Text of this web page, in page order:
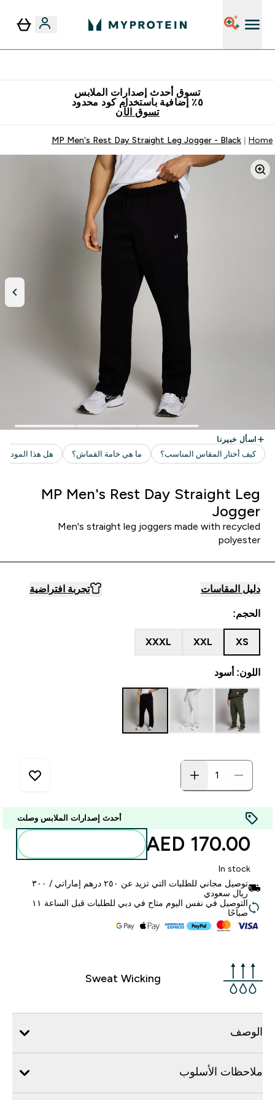
تسوق أحدث إصدارات الملابس
٥٪ إضافية باستخدام كود محدود
تسوق الآن
Home
MP Men's Rest Day Straight Leg Jogger - Black
MP Men's Rest Day Straight Leg
Jogger
Men's straight leg joggers made with recycled
polyester
دليل المقاسات تجربة افتراضية
الحجم:
XS
XXL
XXXL
اللون: أسود
أحدث إصدارات الملابس وصلت
170.00 AED‎
In stock
توصيل مجاني للطلبات التي تزيد عن ٢٥٠ درهم إماراتي / ٣٠٠
ريال سعودي
التوصيل في نفس اليوم متاح في دبي للطلبات قبل الساعة ١١
صباحًا
Sweat Wicking
الوصف
ملاحظات الأسلوب